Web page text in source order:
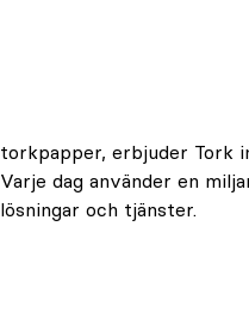
lösningar och tjänster.